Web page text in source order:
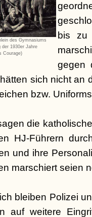
des Gymnasiums
1930er Jahre
Courage)
bis zu
gegen
sich nicht an
bzw.
die
HJ-Führern
und ihre
marschiert seien
bleiben Polizei
auf weitere